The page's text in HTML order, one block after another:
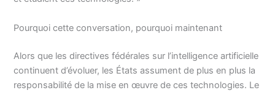
Pourquoi cette conversation, pourquoi maintenant
Alors que les directives fédérales sur l’intelligence artificielle
continuent d’évoluer, les États assument de plus en plus la
responsabilité de la mise en œuvre de ces technologies. Le